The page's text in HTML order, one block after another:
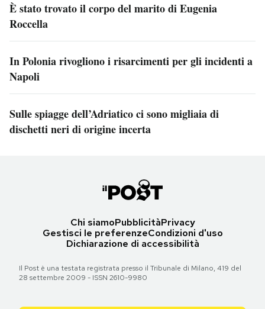
È stato trovato il corpo del marito di Eugenia
Roccella
In Polonia rivogliono i risarcimenti per gli incidenti a
Napoli
Sulle spiagge dell’Adriatico ci sono migliaia di
dischetti neri di origine incerta
Chi siamoPubblicitàPrivacy
Gestisci le preferenzeCondizioni d'uso
Dichiarazione di accessibilità
Il Post è una testata registrata presso il Tribunale di Milano, 419 del
28 settembre 2009 - ISSN 2610-9980